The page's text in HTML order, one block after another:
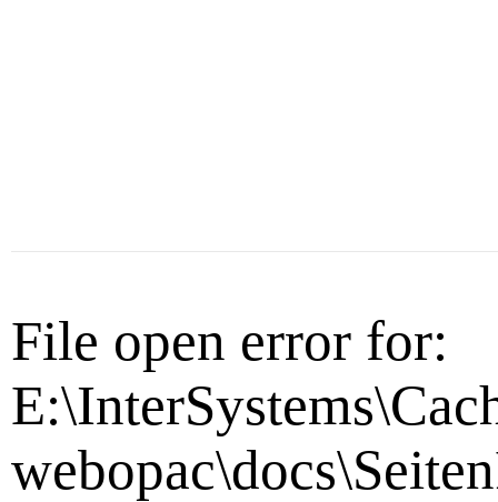
File open error for: